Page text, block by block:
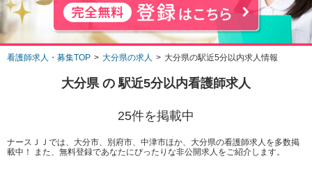
看護師求人・募集TOP 大分県の求人 大分県の駅近5分以内求人情報
大分県の駅近5分以内看護師求人
25件を掲載中
ナースＪＪでは、大分市、別府市、中津市ほか、大分県の看護師求人を多数掲
載中！ また、無料登録であなたにぴったりな非公開求人をご紹介します。